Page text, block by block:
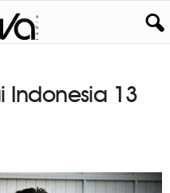
Indonesia 13